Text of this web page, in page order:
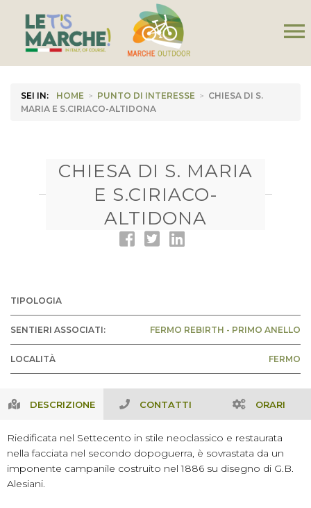
menu
SEI IN: HOME > PUNTO DI INTERESSE > CHIESA DI S.
MARIA E S.CIRIACO-ALTIDONA
CHIESA DI S. MARIA
E S.CIRIACO-
ALTIDONA
TIPOLOGIA
SENTIERI ASSOCIATI: FERMO REBIRTH - PRIMO ANELLO
LOCALITÀ FERMO
DESCRIZIONE CONTATTI ORARI
Riedificata nel Settecento in stile neoclassico e restaurata
nella facciata nel secondo dopoguerra, è sovrastata da un
imponente campanile costruito nel 1886 su disegno di G.B.
Alesiani.